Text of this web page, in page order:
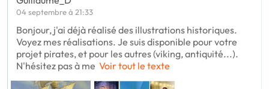
04 septembre à 21:33
Bonjour, j'ai déjà réalisé des illustrations historiques.
Voyez mes réalisations. Je suis disponible pour votre
projet pirates, et pour les autres (viking, antiquité...).
N'hésitez pas à me Voir tout le texte